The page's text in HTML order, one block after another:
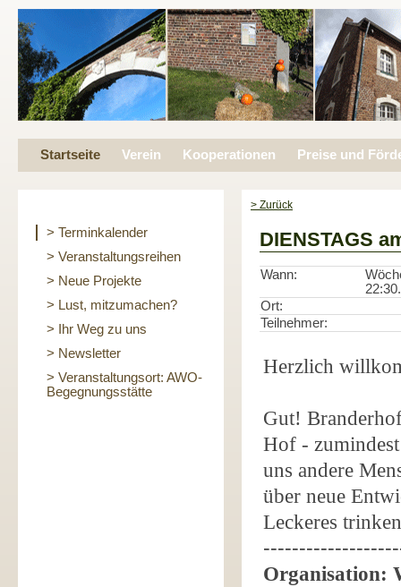
Startseite Verein Kooperationen Preise und
> Terminkalender
> Veranstaltungsreihen
> Neue Projekte
> Lust, mitzumachen?
> Ihr Weg zu uns
> Newsletter
> Veranstaltungsort: AWO-
Begegnungsstätte
> Zurück
DIENSTAGS
Wann:
22:30.
Ort:
Teilnehmer:
Herzlich
Gut!
Hof -
uns andere
über neue
Leckeres
Organisation: